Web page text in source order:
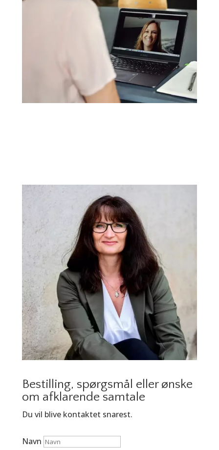
Bestilling, spørgsmål eller ønske
om afklarende samtale
Du vil blive kontaktet snarest.
Navn